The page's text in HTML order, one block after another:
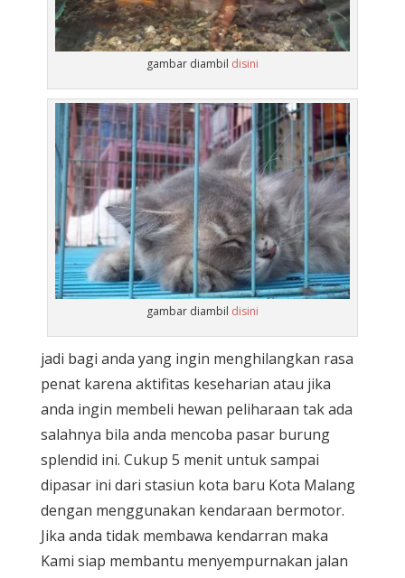
gambar diambil disini
gambar diambil disini
jadi bagi anda yang ingin menghilangkan rasa
penat karena aktifitas keseharian atau jika
anda ingin membeli hewan peliharaan tak ada
salahnya bila anda mencoba pasar burung
splendid ini. Cukup 5 menit untuk sampai
dipasar ini dari stasiun kota baru Kota Malang
dengan menggunakan kendaraan bermotor.
Jika anda tidak membawa kendarran maka
Kami siap membantu menyempurnakan jalan